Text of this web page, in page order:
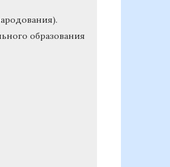
образования